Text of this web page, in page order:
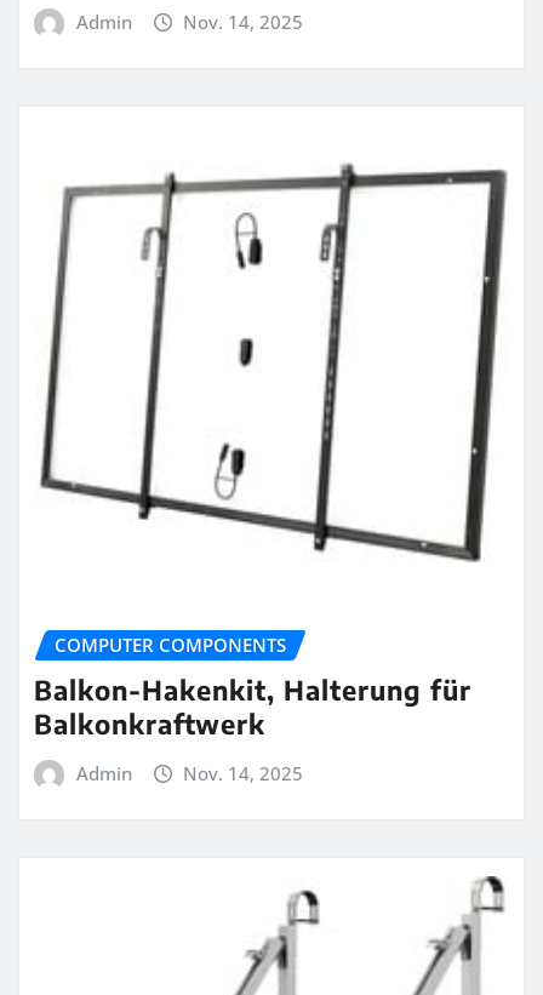
Admin Nov. 14, 2025
COMPUTER COMPONENTS
Balkon-Hakenkit, Halterung für
Balkonkraftwerk
Admin Nov. 14, 2025